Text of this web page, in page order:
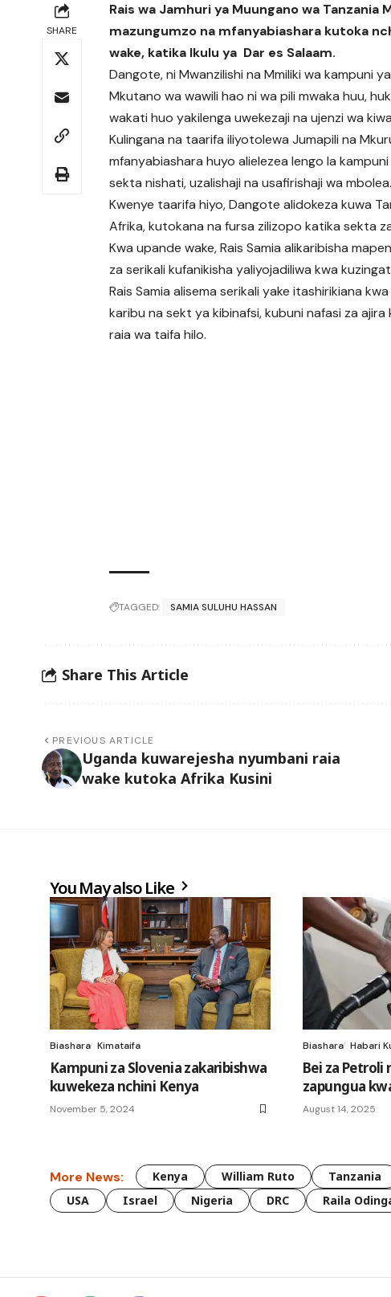
SHARE
Rais wa Jamhuri ya Muungano wa Tanzania
mazungumzo na mfanyabiashara kutoka
wake, katika Ikulu ya Dar es Salaam.
Dangote, ni Mwanzilishi na Mmiliki wa kampuni
Mkutano wa wawili hao ni wa pili mwaka huu,
wakati huo yakilenga uwekezaji na ujenzi wa
Kulingana na taarifa iliyotolewa Jumapili na
mfanyabiashara huyo alielezea lengo la
sekta nishati, uzalishaji na usafirishaji wa mbolea.
Kwenye taarifa hiyo, Dangote alidokeza kuwa
Afrika, kutokana na fursa zilizopo katika sekta
Kwa upande wake, Rais Samia alikaribisha
za serikali kufanikisha yaliyojadiliwa kwa
Rais Samia alisema serikali yake itashirikiana kwa
karibu na sekt ya kibinafsi, kubuni nafasi za ajira
raia wa taifa hilo.
TAGGED: SAMIA SULUHU HASSAN
Share This Article
PREVIOUS ARTICLE
Uganda kuwarejesha nyumbani raia
wake kutoka Afrika Kusini
You May also Like
Biashara Kimataifa
Kampuni za Slovenia zakaribishwa
kuwekeza nchini Kenya
November 5, 2024
Biashara Habari
Bei za Petroli
zapungua
August 14, 2025
More News: Kenya William Ruto Tanzania
USA
Israel Nigeria DRC Raila